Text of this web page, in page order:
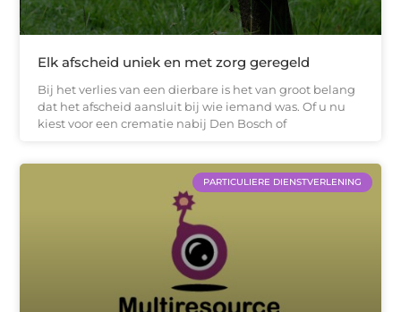
Elk afscheid uniek en met zorg geregeld
Bij het verlies van een dierbare is het van groot belang
dat het afscheid aansluit bij wie iemand was. Of u nu
kiest voor een crematie nabij Den Bosch of
PARTICULIERE DIENSTVERLENING